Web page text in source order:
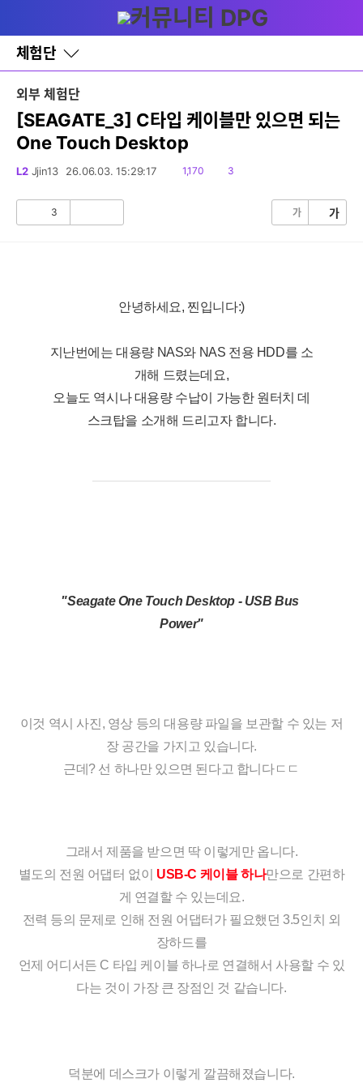
와
홈
체험단
바
로
가
기
레
이
어
토
외부 체험단
[SEAGATE_3] C타입 케이블만 있으면 되는
One Touch Desktop
L2 Jjin13 26.06.03. 15:29:17
읽
1,170
댓
3
3 가 가
안녕하세요, 찐입니다:)
지난번에는 대용량 NAS와 NAS 전용 HDD를 소
개해 드렸는데요,
오늘도 역시나 대용량 수납이 가능한 원터치 데
스크탑을 소개해 드리고자 합니다.
"Seagate One Touch Desktop - USB Bus
Power"
이것 역시 사진, 영상 등의 대용량 파일을 보관할 수 있는 저
장 공간을 가지고 있습니다.
근데? 선 하나만 있으면 된다고 합니다ㄷㄷ
그래서 제품을 받으면 딱 이렇게만 옵니다.
별도의 전원 어댑터 없이 USB-C 케이블 하나만으로 간편하
게 연결할 수 있는데요.
전력 등의 문제로 인해 전원 어댑터가 필요했던 3.5인치 외
장하드를
언제 어디서든 C 타입 케이블 하나로 연결해서 사용할 수 있
다는 것이 가장 큰 장점인 것 같습니다.
덕분에 데스크가 이렇게 깔끔해졌습니다.